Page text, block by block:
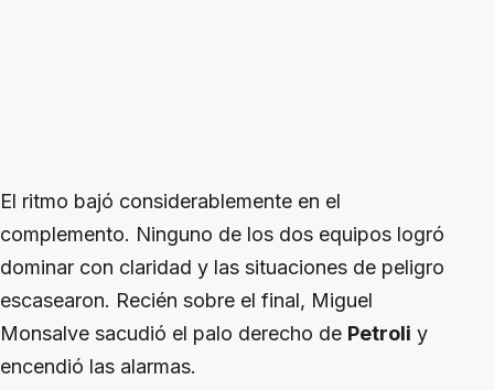
El ritmo bajó considerablemente en el
complemento. Ninguno de los dos equipos logró
dominar con claridad y las situaciones de peligro
escasearon. Recién sobre el final, Miguel
Monsalve sacudió el palo derecho de Petroli y
encendió las alarmas.